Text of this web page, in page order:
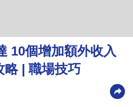
10個增加額外收入
略 | 職場技巧